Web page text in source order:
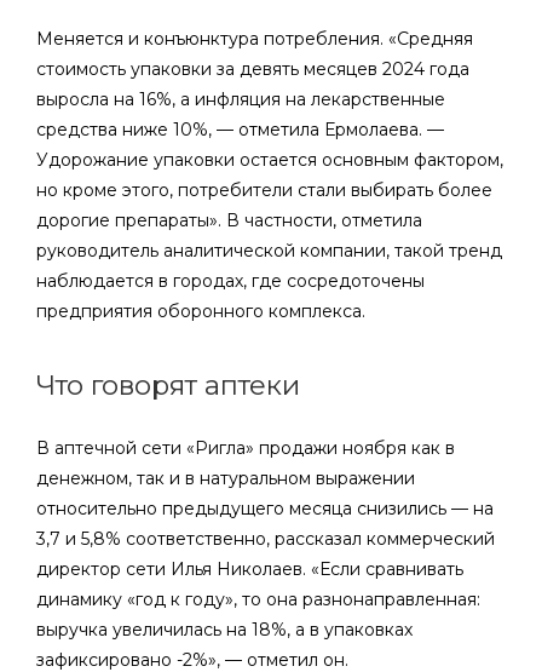
Меняется и конъюнктура потребления. «Средняя
стоимость упаковки за девять месяцев 2024 года
выросла на 16%, а инфляция на лекарственные
средства ниже 10%, — отметила Ермолаева. —
Удорожание упаковки остается основным фактором,
но кроме этого, потребители стали выбирать более
дорогие препараты». В частности, отметила
руководитель аналитической компании, такой тренд
наблюдается в городах, где сосредоточены
предприятия оборонного комплекса.
Что говорят аптеки
В аптечной сети «Ригла» продажи ноября как в
денежном, так и в натуральном выражении
относительно предыдущего месяца снизились — на
3,7 и 5,8% соответственно, рассказал коммерческий
директор сети Илья Николаев. «Если сравнивать
динамику «год к году», то она разнонаправленная:
выручка увеличилась на 18%, а в упаковках
зафиксировано -2%», — отметил он.